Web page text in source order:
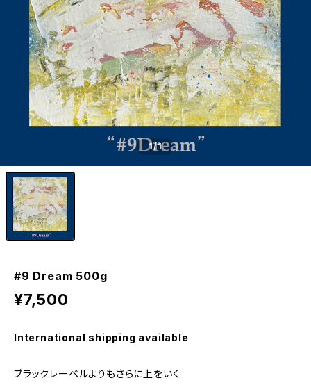
1/1
#9 Dream 500g
¥7,500
International shipping available
ブラックレーベルよりもさらに上をいく